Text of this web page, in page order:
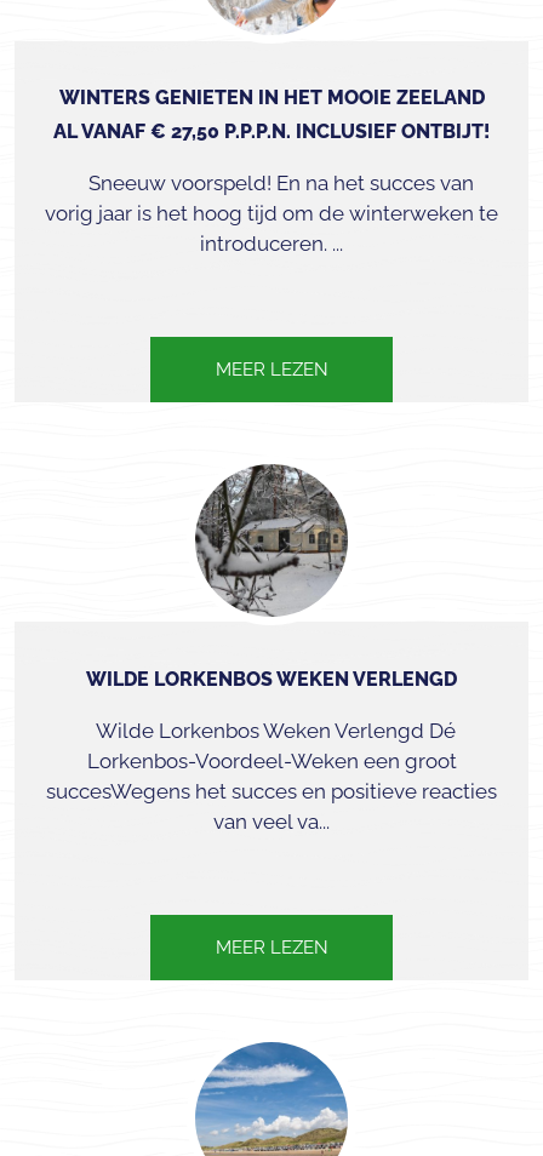
WINTERS GENIETEN IN HET MOOIE ZEELAND
AL VANAF € 27,50 P.P.P.N. INCLUSIEF ONTBIJT!
Sneeuw voorspeld! En na het succes van
vorig jaar is het hoog tijd om de winterweken te
introduceren. ...
MEER LEZEN
WILDE LORKENBOS WEKEN VERLENGD
Wilde Lorkenbos Weken Verlengd Dé
Lorkenbos-Voordeel-Weken een groot
succesWegens het succes en positieve reacties
van veel va...
MEER LEZEN